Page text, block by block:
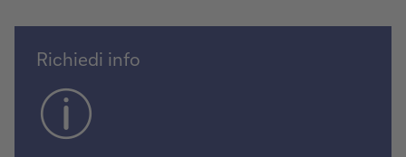
Contattaci
Richiedi info